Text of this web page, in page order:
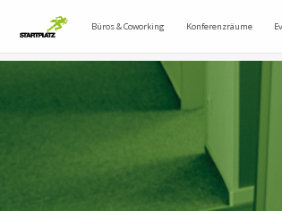
Büros & Coworking Konferenzräume